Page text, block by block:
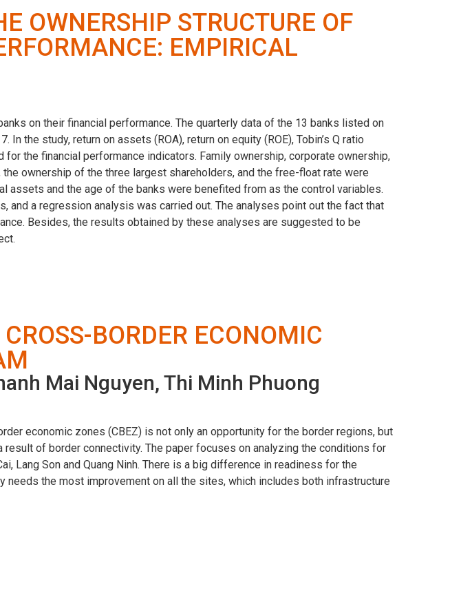
OWNERSHIP STRUCTURE OF
EMPIRICAL
on their financial performance. The quarterly data of the 13 banks listed on
the study, return on assets (ROA), return on equity (ROE), Tobin’s Q ratio
the financial performance indicators. Family ownership, corporate ownership,
ownership of the three largest shareholders, and the free-float rate were
assets and the age of the banks were benefited from as the control variables.
a regression analysis was carried out. The analyses point out the fact that
Besides, the results obtained by these analyses are suggested to be
BORDER ECONOMIC
Mai Nguyen, Thi Minh Phuong
economic zones (CBEZ) is not only an opportunity for the border regions, but
of border connectivity. The paper focuses on analyzing the conditions for
Lang Son and Quang Ninh. There is a big difference in readiness for the
the most improvement on all the sites, which includes both infrastructure